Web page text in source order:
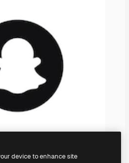
device to enhance site